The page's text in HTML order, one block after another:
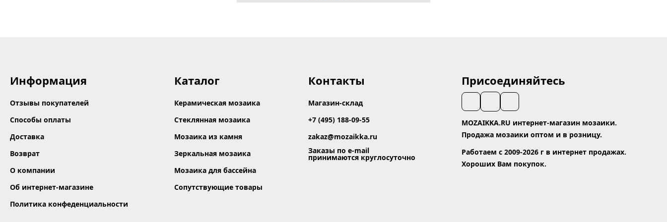
Информация
Отзывы покупателей
Способы оплаты
Доставка
Возврат
О компании
Об интернет-магазине
Политика конфеденциальности
Каталог
Керамическая мозаика
Стеклянная мозаика
Мозаика из камня
Зеркальная мозаика
Мозаика для бассейна
Сопутствующие товары
Контакты
Магазин-склад
+7 (495) 188-09-55
zakaz@mozaikka.ru
Заказы по e-mail
принимаются круглосуточно
Присоединяйтесь
MOZAIKKA.RU интернет-магазин мозаики.
Продажа мозаики оптом и в розницу.
Работаем с 2009-2026 г в интернет продажах.
Хороших Вам покупок.